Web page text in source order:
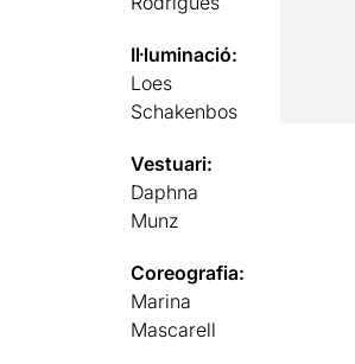
Il·luminació:
Loes
Schakenbos
Vestuari:
Daphna
Munz
Coreografia:
Marina
Mascarell